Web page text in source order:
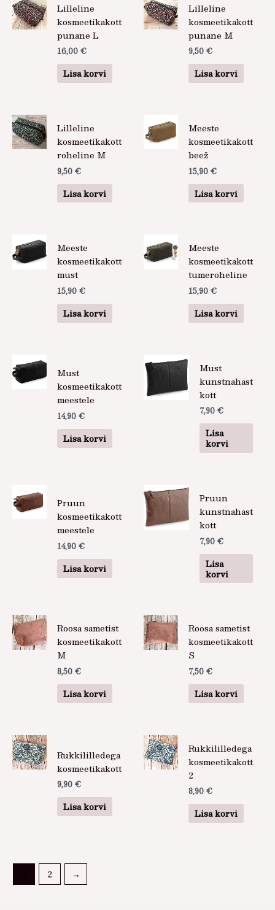
Lilleline
kosmeetikakott
punane L
16,00 €
Lisa korvi
Lilleline
kosmeetikakott
punane M
9,50 €
Lisa korvi
Lilleline
kosmeetikakott
roheline M
9,50 €
Lisa korvi
Meeste
kosmeetikakott
beež
15,90 €
Lisa korvi
Meeste
kosmeetikakott
must
15,90 €
Lisa korvi
Meeste
kosmeetikakott
tumeroheline
15,90 €
Lisa korvi
Must
kosmeetikakott
meestele
14,90 €
Lisa korvi
Must
kunstnahast
kott
7,90 €
Lisa
korvi
Pruun
kosmeetikakott
meestele
14,90 €
Lisa korvi
Pruun
kunstnahast
kott
7,90 €
Lisa
korvi
Roosa sametist
kosmeetikakott
M
8,50 €
Lisa korvi
Roosa sametist
kosmeetikakott
S
7,50 €
Lisa korvi
Rukkililledega
kosmeetikakott
9,90 €
Lisa korvi
Rukkililledega
kosmeetikakott
2
8,90 €
Lisa korvi
2 →